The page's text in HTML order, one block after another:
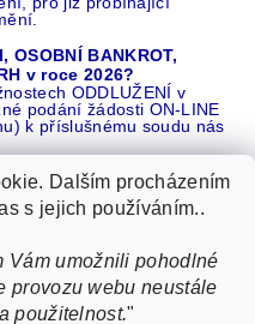
OSOBNÍ BANKROT,
v roce 2026?
ODDLUŽENÍ v
podání žádosti ON-LINE
k příslušnému soudu nás
let REFERENCÍ v celé ČR |
SEZNAMU |
nebo EXEKUCÍ ZDE
Dalším procházením
s jejich používáním..
Vám umožnili pohodlné
provozu webu neustále
použitelnost."